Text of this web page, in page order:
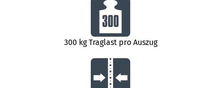
300 kg Traglast pro Auszug